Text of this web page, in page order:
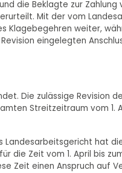
die Beklagte zur
Mit der vom
Klagebegehren weiter,
eingelegten
Die zulässige Revision
Streitzeitraum vom 1.
Landesarbeitsgericht hat
die Zeit vom 1. April bis
Zeit einen Anspruch auf